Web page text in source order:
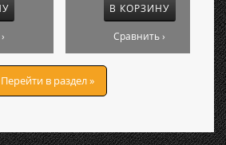
В КОРЗИНУ
Сравнить ›
Перейти в раздел »